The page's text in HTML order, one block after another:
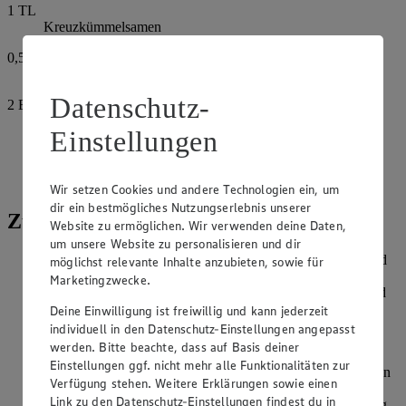
1 TL
Kreuzkümmelsamen
0,5
2 EL
Balsamico, hell
Salz
Pfeffer
Zubereitung
Den Rotkohl vierteln, Strunk entfernen, 400g abwiegen und
fein hobeln. Mango schälen, das Frucht¬fleisch vom Stein
und in 1–2 cm große Würfel schneiden. Ingwer schälen und
fein reiben. Korianderblätter grob hacken.
In einer großen beschichteten Pfanne 2–3 EL Öl erhitzen.
Rotkohl mit Kreuzkümmel bei starker Hitze ca. 3 Minuten
unter Rühren anrösten. Ingwer, Chili¬flocken und gehackten
Koriander dazugeben, durchschwenken und ca. 1 Minute
Datenschutz-
Einstellungen
Wir setzen Cookies und andere Technologien ein, um
dir ein bestmögliches Nutzungserlebnis unserer
Website zu ermöglichen. Wir verwenden deine Daten,
um unsere Website zu personalisieren und dir
möglichst relevante Inhalte anzubieten, sowie für
Marketingzwecke.
Deine Einwilligung ist freiwillig und kann jederzeit
individuell in den Datenschutz-Einstellungen angepasst
werden. Bitte beachte, dass auf Basis deiner
Einstellungen ggf. nicht mehr alle Funktionalitäten zur
Verfügung stehen. Weitere Erklärungen sowie einen
Link zu den Datenschutz-Einstellungen findest du in